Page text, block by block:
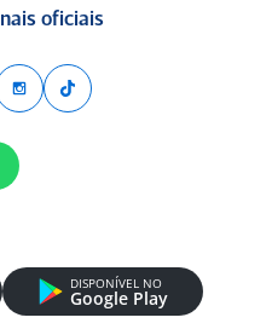
oficiais
DISPONÍVEL NO
Google Play